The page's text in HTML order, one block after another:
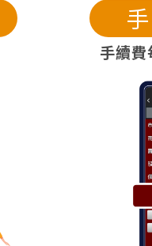
手續